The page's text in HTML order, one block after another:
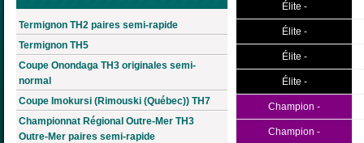
Termignon TH2 paires semi-rapide
Termignon TH5
Coupe Onondaga TH3 originales semi-
normal
Coupe Imokursi (Rimouski (Québec)) TH7
Championnat Régional Outre-Mer TH3
Outre-Mer paires semi-rapide
Élite -
Élite -
Élite -
Élite -
Champion -
Champion -